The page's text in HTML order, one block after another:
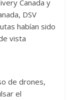
Canada y
DSV
habían sido
vista
de drones,
el